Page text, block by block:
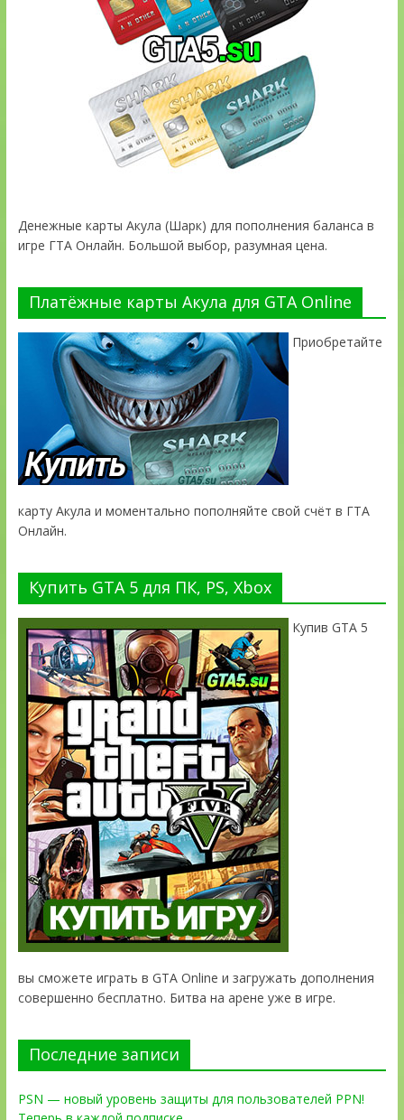
Денежные карты Акула (Шарк) для пополнения баланса в
игре ГТА Онлайн. Большой выбор, разумная цена.
Платёжные карты Акула для GTA Online
Приобретайте
карту Акула и моментально пополняйте свой счёт в ГТА
Онлайн.
Купить GTA 5 для ПК, PS, Xbox
Купив GTA 5
вы сможете играть в GTA Online и загружать дополнения
совершенно бесплатно. Битва на арене уже в игре.
Последние записи
PSN — новый уровень защиты для пользователей PPN!